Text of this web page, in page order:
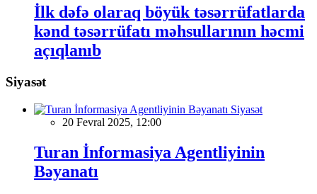
İlk dəfə olaraq böyük təsərrüfatlarda
kənd təsərrüfatı məhsullarının həcmi
açıqlanıb
Siyasət
Siyasət
20 Fevral 2025, 12:00
Turan İnformasiya Agentliyinin
Bəyanatı